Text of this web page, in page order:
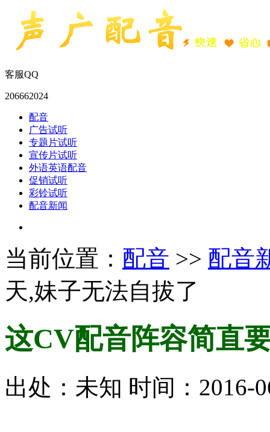
客服QQ
206662024
配音
广告试听
专题片试听
宣传片试听
外语英语配音
促销试听
彩铃试听
配音新闻
当前位置： 配音 >> 配音
天,妹子无法自拔了
这CV配音阵容简直
出处：未知 时间：2016-